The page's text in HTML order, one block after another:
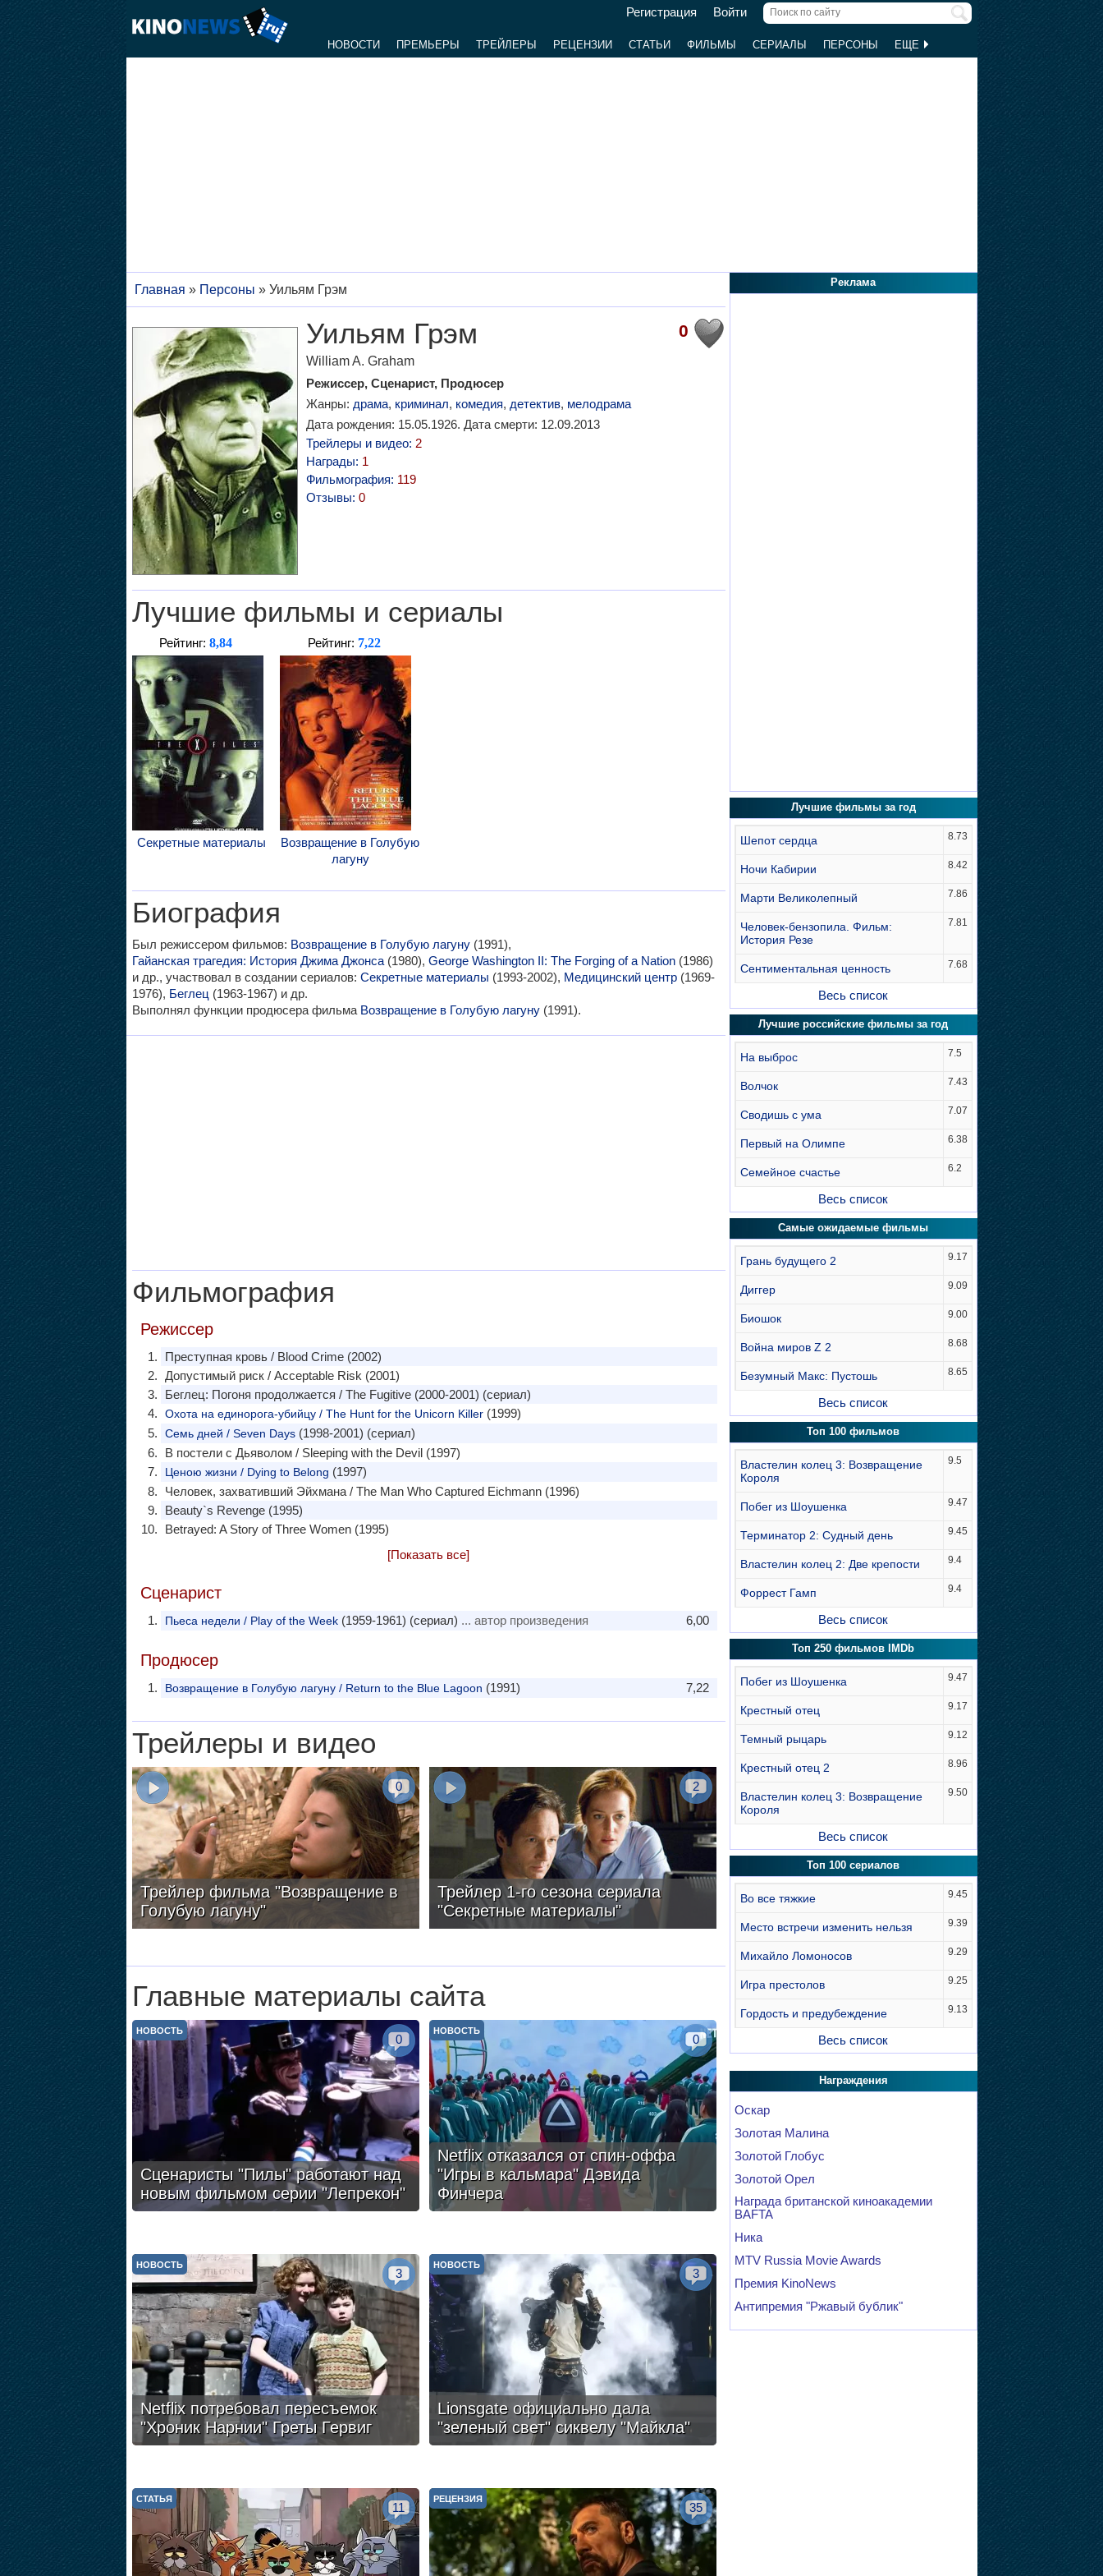
Регистрация Войти
НОВОСТИ ПРЕМЬЕРЫ ТРЕЙЛЕРЫ РЕЦЕНЗИИ СТАТЬИ ФИЛЬМЫ СЕРИАЛЫ ПЕРСОНЫ ЕЩЕ
Главная » Персоны » Уильям Грэм
0
Уильям Грэм
William A. Graham
Режиссер, Сценарист, Продюсер
Жанры: драма, криминал, комедия, детектив, мелодрама
Дата рождения: 15.05.1926. Дата смерти: 12.09.2013
Трейлеры и видео: 2
Награды: 1
Фильмография: 119
Отзывы: 0
Лучшие фильмы и сериалы
Рейтинг: 8,84
Секретные материалы
Рейтинг: 7,22
Возвращение в Голубую
лагуну
Биография
Был режиссером фильмов: Возвращение в Голубую лагуну(1991),
Гайанская трагедия: История Джима Джонса(1980), George Washington II: The Forging of a Nation(1986)
и др., участвовал в создании сериалов: Секретные материалы (1993-2002), Медицинский центр(1969-
1976), Беглец (1963-1967) и др.
Выполнял функции продюсера фильма Возвращение в Голубую лагуну(1991).
Фильмография
Режиссер
Преступная кровь / Blood Crime (2002)
Допустимый риск / Acceptable Risk (2001)
Беглец: Погоня продолжается / The Fugitive (2000-2001) (сериал)
Охота на единорога-убийцу / The Hunt for the Unicorn Killer(1999)
Семь дней / Seven Days(1998-2001) (сериал)
В постели с Дьяволом / Sleeping with the Devil (1997)
Ценою жизни / Dying to Belong (1997)
Человек, захвативший Эйхмана / The Man Who Captured Eichmann (1996)
Beauty`s Revenge (1995)
Betrayed: A Story of Three Women (1995)
[Показать все]
Сценарист
6,00
Пьеса недели / Play of the Week(1959-1961) (сериал) ... автор произведения
Продюсер
7,22
Возвращение в Голубую лагуну / Return to the Blue Lagoon (1991)
Трейлеры и видео
Трейлер фильма "Возвращение в
Голубую лагуну"
0
Трейлер 1-го сезона сериала
"Секретные материалы"
2
Главные материалы сайта
Сценаристы "Пилы" работают над
новым фильмом серии "Лепрекон"
НОВОСТЬ
0
Netflix отказался от спин-оффа
"Игры в кальмара" Дэвида
Финчера
НОВОСТЬ
0
Netflix потребовал пересъемок
"Хроник Нарнии" Греты Гервиг
НОВОСТЬ
3
Lionsgate официально дала
"зеленый свет" сиквелу "Майкла"
НОВОСТЬ
3
СТАТЬЯ
11
РЕЦЕНЗИЯ
35
Реклама
Лучшие фильмы за год
Шепот сердца 8.73
Ночи Кабирии 8.42
Марти Великолепный 7.86
Человек-бензопила. Фильм:
История Резе
7.81
Сентиментальная ценность 7.68
Весь список
Лучшие российские фильмы за год
На выброс 7.5
Волчок 7.43
Сводишь с ума 7.07
Первый на Олимпе 6.38
Семейное счастье 6.2
Весь список
Самые ожидаемые фильмы
Грань будущего 2 9.17
Диггер 9.09
Биошок 9.00
Война миров Z 2 8.68
Безумный Макс: Пустошь 8.65
Весь список
Топ 100 фильмов
Властелин колец 3: Возвращение
Короля
9.5
Побег из Шоушенка 9.47
Терминатор 2: Судный день 9.45
Властелин колец 2: Две крепости 9.4
Форрест Гамп 9.4
Весь список
Топ 250 фильмов IMDb
Побег из Шоушенка 9.47
Крестный отец 9.17
Темный рыцарь 9.12
Крестный отец 2 8.96
Властелин колец 3: Возвращение
Короля
9.50
Весь список
Топ 100 сериалов
Во все тяжкие 9.45
Место встречи изменить нельзя 9.39
Михайло Ломоносов 9.29
Игра престолов 9.25
Гордость и предубеждение 9.13
Весь список
Награждения
Оскар
Золотая Малина
Золотой Глобус
Золотой Орел
Награда британской киноакадемии
BAFTA
Ника
MTV Russia Movie Awards
Премия KinoNews
Антипремия "Ржавый бублик"